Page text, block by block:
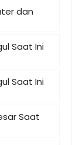
dan
Saat Ini
Saat Ini
Saat